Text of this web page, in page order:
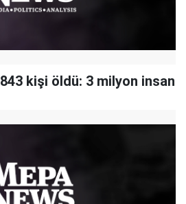
kişi öldü: 3 milyon insan